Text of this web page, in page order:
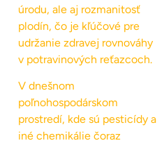
úrodu, ale aj rozmanitosť
plodín, čo je kľúčové pre
udržanie zdravej rovnováhy
v potravinových reťazcoch.
V dnešnom
poľnohospodárskom
prostredí, kde sú pesticídy a
iné chemikálie čoraz